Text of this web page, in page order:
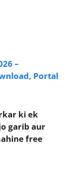
–
Portal
ki ek
garib aur
free